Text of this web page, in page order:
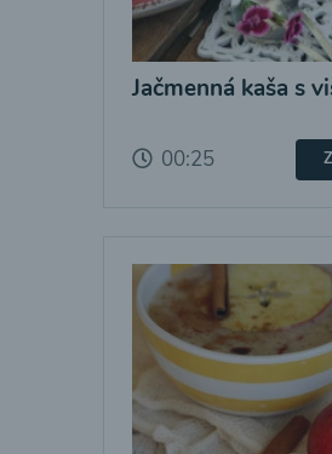
Jačmenná kaša s
00:25